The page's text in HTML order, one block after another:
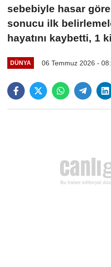
sebebiyle hasar
sonucu ilk
hayatını kaybetti, 1
DÜNYA 06 Temmuz 2026 -